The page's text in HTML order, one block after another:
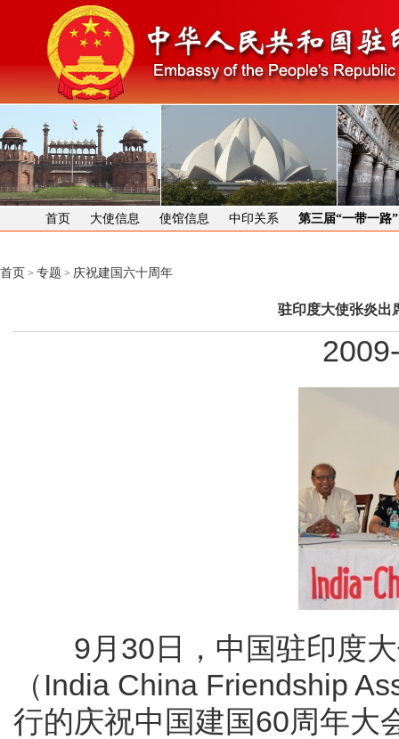
首页 大使信息 使馆信息 中印关系 第三届“一带一路
首页 > 专题 > 庆祝建国六十周年
驻印度大使张炎出
9月30日，中国驻印度大
（India China Friendship
行的庆祝中国建国60周年大